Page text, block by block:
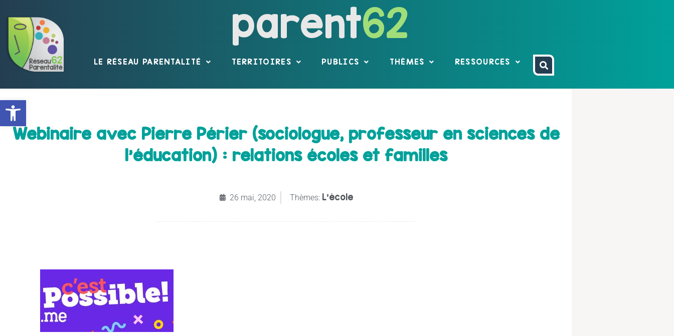
Ouvrir la barre d’outils
parent62
LE RÉSEAU PARENTALITÉ TERRITOIRES PUBLICS THÈMES RESSOURCES
Webinaire avec Pierre Périer (sociologue, professeur en sciences de
l’éducation) : relations écoles et familles
26 mai, 2020 Thèmes: L'école